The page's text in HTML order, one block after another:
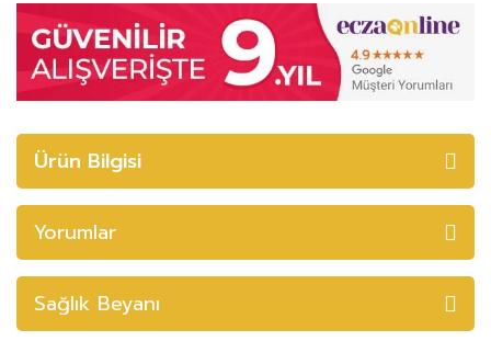
Ürün Bilgisi
Yorumlar
Sağlık Beyanı